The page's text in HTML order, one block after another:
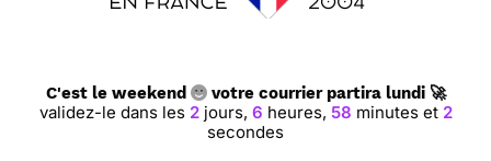
C'est le weekend votre courrier partira lundi 🚀
validez-le dans les 2 jours,6 heures,58 minutes et 1
seconde